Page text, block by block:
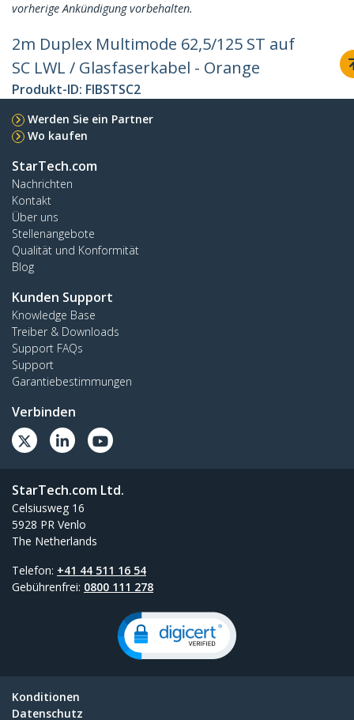
vorherige Ankündigung vorbehalten.
2m Duplex Multimode 62,5/125 ST auf
SC LWL / Glasfaserkabel - Orange
Produkt-ID: FIBSTSC2
Werden Sie ein Partner
Wo kaufen
StarTech.com
Nachrichten
Kontakt
Über uns
Stellenangebote
Qualität und Konformität
Blog
Kunden Support
Knowledge Base
Treiber & Downloads
Support FAQs
Support
Garantiebestimmungen
Verbinden
StarTech.com Ltd.
Celsiusweg 16
5928 PR Venlo
The Netherlands
Telefon: +41 44 511 16 54
Gebührenfrei: 0800 111 278
Konditionen
Datenschutz